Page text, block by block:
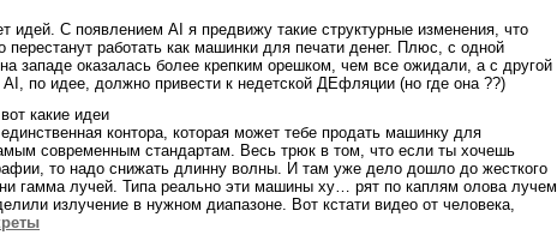
идей. С появлением AI я предвижу такие структурные изменения, что
перестанут работать как машинки для печати денег. Плюс, с одной
западе оказалась более крепким орешком, чем все ожидали, а с другой
по идее, должно привести к недетской ДЕфляции (но где она ??)
какие идеи
контора, которая может тебе продать машинку для
современным стандартам. Весь трюк в том, что если ты хочешь
то надо снижать длинну волны. И там уже дело дошло до жесткого
гамма лучей. Типа реально эти машины ху… рят по каплям олова лучем
излучение в нужном диапазоне. Вот кстати видео от человека,